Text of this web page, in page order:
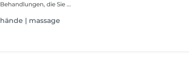
Behandlungen, die Sie ...
hände | massage